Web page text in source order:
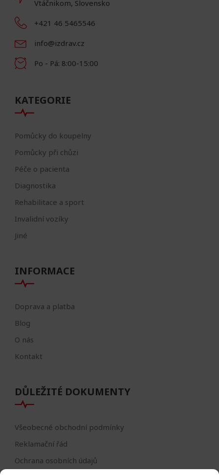
Vtáčnikom, Slovensko
+421 46 5465546
info@izdrav.cz
Po - Pá: 8:00-15:00
KATEGORIE
Pomůcky do koupelny
Pomůcky při chůzi
Péče o pacienta
Diagnostika
Rehabilitace a sport
Invalidní vozíky
Jiné
INFORMACE
Doprava a platba
Blog
O nás
Kontakt
DŮLEŽITÉ DOKUMENTY
Všeobecné obchodní podmínky
Reklamační řád
Ochrana osobních údajů